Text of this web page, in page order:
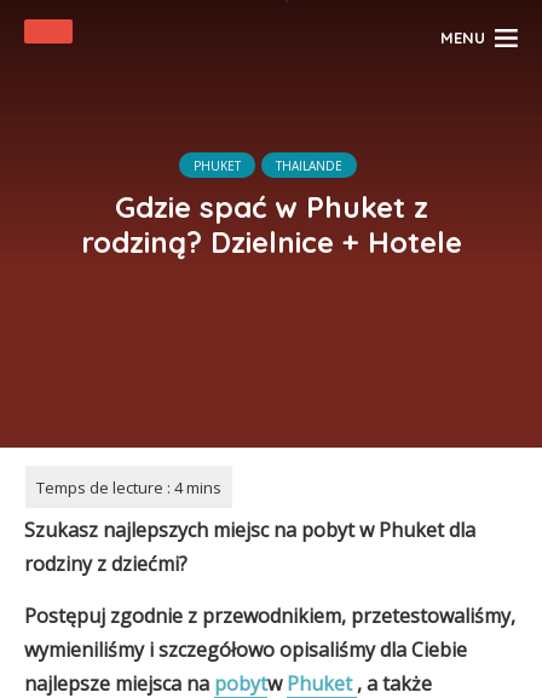
MENU
PHUKET THAILANDE
Gdzie spać w Phuket z
rodziną? Dzielnice + Hotele
Szukasz najlepszych miejsc na pobyt w Phuket dla
rodziny z dziećmi?
Postępuj zgodnie z przewodnikiem, przetestowaliśmy,
wymieniliśmy i szczegółowo opisaliśmy dla Ciebie
najlepsze miejsca na pobytwPhuket, a także